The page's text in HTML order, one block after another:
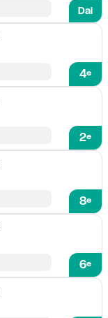
Dai
4e
2e
8e
6e